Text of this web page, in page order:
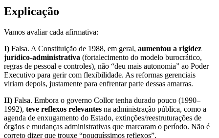
Explicação
Vamos avaliar cada afirmativa:
I) Falsa. A Constituição de 1988, em geral, aumentou a rigidez
jurídico-administrativa (fortalecimento do modelo burocrático,
regras de pessoal e controles), não “deu mais autonomia” ao Poder
Executivo para gerir com flexibilidade. As reformas gerenciais
viriam depois, justamente para enfrentar parte dessas amarras.
II) Falsa. Embora o governo Collor tenha durado pouco (1990–
1992), teve reflexos relevantes na administração pública, como a
agenda de enxugamento do Estado, extinções/reestruturações de
órgãos e mudanças administrativas que marcaram o período. Não é
correto dizer que trouxe “pouquíssimos reflexos”.